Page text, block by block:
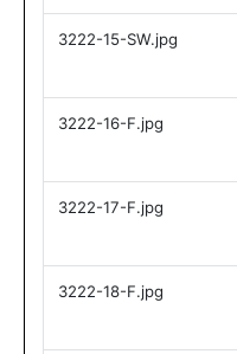
3222-15-SW.jpg
3222-16-F.jpg
3222-17-F.jpg
3222-18-F.jpg